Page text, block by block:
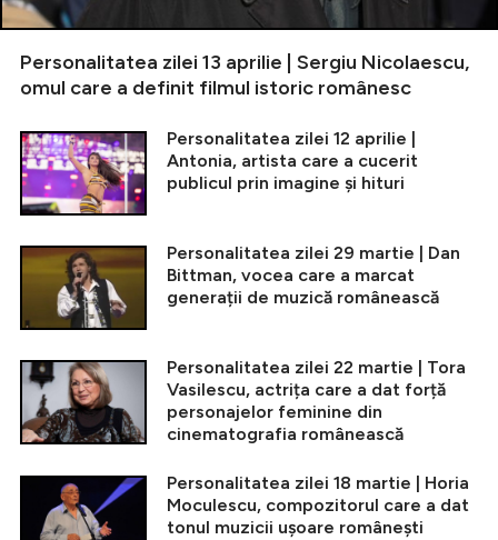
Personalitatea zilei 13 aprilie | Sergiu Nicolaescu,
omul care a definit filmul istoric românesc
Personalitatea zilei 12 aprilie |
Antonia, artista care a cucerit
publicul prin imagine și hituri
Personalitatea zilei 29 martie | Dan
Bittman, vocea care a marcat
generații de muzică românească
Personalitatea zilei 22 martie | Tora
Vasilescu, actrița care a dat forță
personajelor feminine din
cinematografia românească
Personalitatea zilei 18 martie | Horia
Moculescu, compozitorul care a dat
tonul muzicii ușoare românești